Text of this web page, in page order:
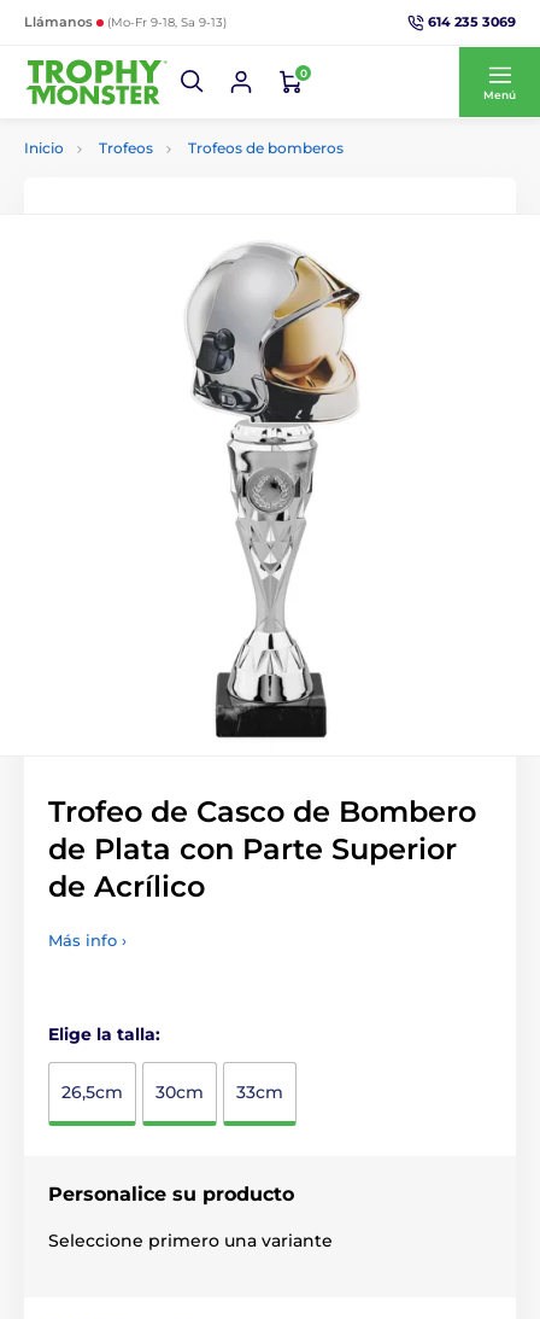
Llámanos (Mo-Fr 9-18, Sa 9-13) 614 235 3069
0
Menú
Inicio Trofeos Trofeos de bomberos
Trofeo de Casco de Bombero
de Plata con Parte Superior
de Acrílico
Más info ›
Elige la talla:
26,5cm 30cm 33cm
Personalice su producto
Seleccione primero una variante